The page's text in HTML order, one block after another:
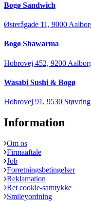
Bogø Sandwich
Østerågade 11, 9000
Bogø Shawarma
Hobrovej 452, 9200
Wasabi Sushi & Bogø
Hobrovej 91, 9530 Støvring
Information
Om os
Firmaaftale
Job
Forretningsbetingelser
Reklamation
Ret cookie-samtykke
Smileyordning